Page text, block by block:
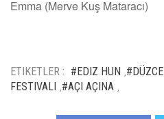
Emma (Merve Kuş Mataracı)
ETIKETLER : #EDIZ HUN #DÜZCE
FESTIVALI #AÇI AÇINA